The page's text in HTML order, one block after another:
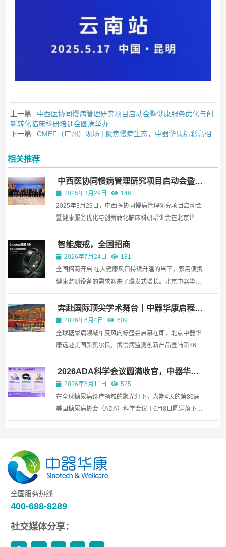
上一篇: 中西医协同慢病管理研究项目启动会暨健康服务优化与创
新转化临床科研培训会圆满举办
下一篇: CMEF（广州）现场 | 聚焦慢病生态，中器华康精彩亮相
相关推荐
中西医协同慢病管理研究项目启动会暨健
康服务优化与创新转化临床科研培训会圆
满举办
2025年3月29日
1461
2025年3月29日，中西医协同慢病管理研究项目启动会
暨健康服务优化与创新转化临床科研培训会在北京世纪
金源大饭店成功举办。本次研讨会由中国中医药发展中
心（国家中医药管理局人才交流中心）主办，北京中器
华康科技发展有限公司承办，旨在提升临床科研和优化
健康服务...
智能魔戒，全国招商
2026年7月24日
181
全国招商开启 在大健康风口持续升温的当下，家用便携
健康监测设备的需求迎来了爆发式增长。北京中器华康
科技发展有限公司携核心产品无创指部多参数监测仪
(魔戒)正式启动全国招商。适配私域、电商、线下零售
全渠道，门槛灵活且扶持力度拉满，诚邀各界合伙...
奔赴国际顶尖学术舞台｜中器华康启程
2026 美国 ADA 科学年会，亮相新奥尔
良
2026年6月4日
609
全球糖尿病领域年度风向标盛会启幕在即，北京中器华
康远赴美国新奥尔良，携慢病监测创新产品登陆第86届
ADA科学会议，接轨全球前沿诊疗技术，共探糖尿病数
字化管理新未来。 01 盛会前瞻｜全球糖尿病领域巅峰
盛会落地新奥尔良 2026年6月5日-6月8日，第86届美
国糖...
2026ADA科学会议圆满收官，中器华康
深耕糖尿病数字化管理，接轨全球诊疗新
趋势
2026年6月11日
525
在全球糖尿病诊疗领域的聚光灯下，为期4天的第86届
美国糖尿病协会（ADA）科学会议于6月8日圆满落下帷
幕。作为全球规模最大、最具影响力的糖尿病学术盛
中器华...
全国服务热线
400-688-8289
社交媒体分享：